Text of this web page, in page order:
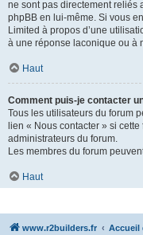
ne sont pas directement reliés
phpBB en lui-même. Si vous
Limited à propos d’une
à une réponse laconique ou à
Haut
Comment puis-je contacter
Tous les utilisateurs du forum
lien « Nous contacter » si
administrateurs du forum.
Les membres du forum
Haut
www.r2builders.fr Accueil